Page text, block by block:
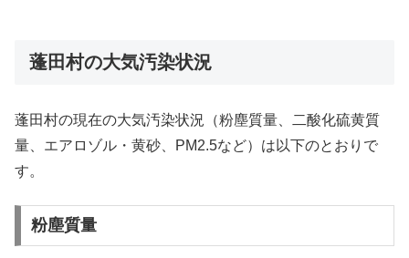
蓬田村の大気汚染状況
蓬田村の現在の大気汚染状況（粉塵質量、二酸化硫黄質
量、エアロゾル・黄砂、PM2.5など）は以下のとおりで
す。
粉塵質量